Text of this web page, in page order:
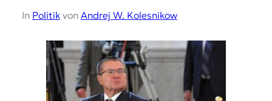
In Politikvon Andrej W. Kolesnikow